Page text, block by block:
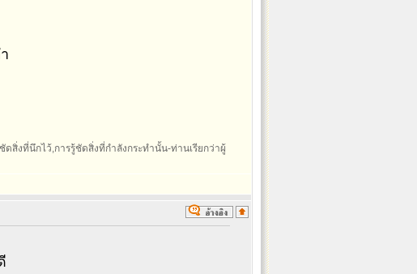
สิ่งที่นึกไว้,การรู้ชัดสิ่งที่กำลังกระทำนั้น-ท่านเรียกว่าผู้